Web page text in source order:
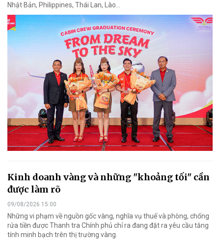
Nhật Bản, Philippines, Thái Lan, Lào…
Kinh doanh vàng và những "khoảng tối" cần
được làm rõ
09/08/2026 15:00
Những vi phạm về nguồn gốc vàng, nghĩa vụ thuế và phòng, chống
rửa tiền được Thanh tra Chính phủ chỉ ra đang đặt ra yêu cầu tăng
tính minh bạch trên thị trường vàng.